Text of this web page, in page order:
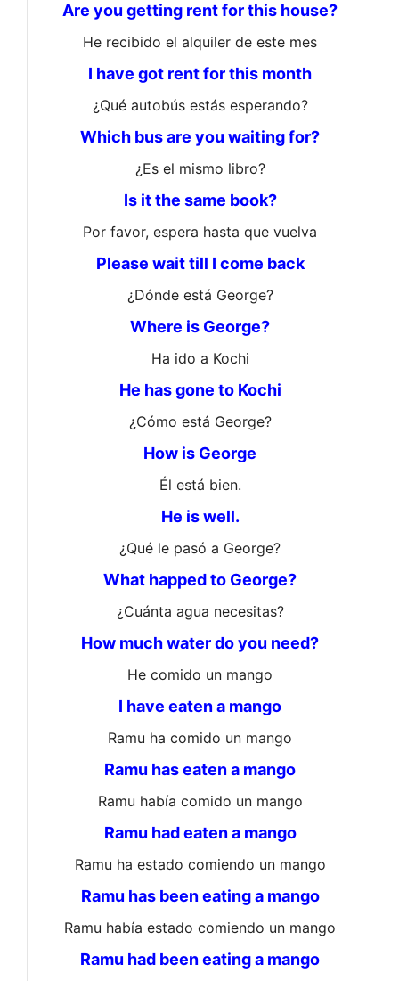
Are you getting rent for this house?
He recibido el alquiler de este mes
I have got rent for this month
¿Qué autobús estás esperando?
Which bus are you waiting for?
¿Es el mismo libro?
Is it the same book?
Por favor, espera hasta que vuelva
Please wait till I come back
¿Dónde está George?
Where is George?
Ha ido a Kochi
He has gone to Kochi
¿Cómo está George?
How is George
Él está bien.
He is well.
¿Qué le pasó a George?
What happed to George?
¿Cuánta agua necesitas?
How much water do you need?
He comido un mango
I have eaten a mango
Ramu ha comido un mango
Ramu has eaten a mango
Ramu había comido un mango
Ramu had eaten a mango
Ramu ha estado comiendo un mango
Ramu has been eating a mango
Ramu había estado comiendo un mango
Ramu had been eating a mango